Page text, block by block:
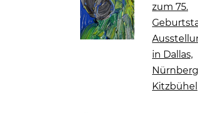
zum 75.
in Dallas,
Kitzbühel